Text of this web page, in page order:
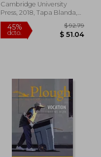
40%
dcto.
Cambridge University
Press, 2018, Tapa Blanda,
Nuevo